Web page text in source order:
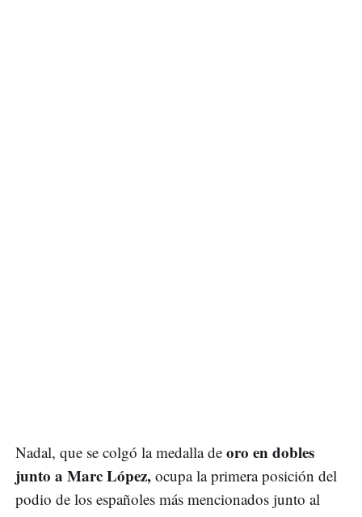
Nadal, que se colgó la medalla de oro en dobles
junto a Marc López, ocupa la primera posición del
podio de los españoles más mencionados junto al